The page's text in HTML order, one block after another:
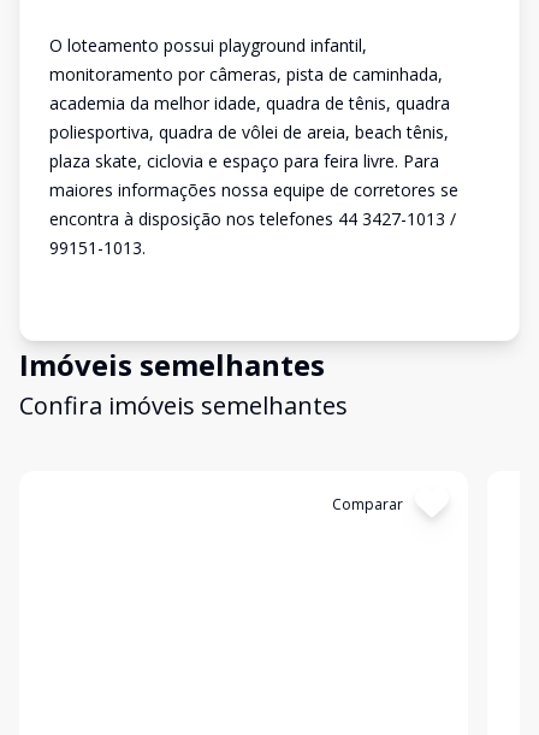
O loteamento possui playground infantil,
monitoramento por câmeras, pista de caminhada,
academia da melhor idade, quadra de tênis, quadra
poliesportiva, quadra de vôlei de areia, beach tênis,
plaza skate, ciclovia e espaço para feira livre. Para
maiores informações nossa equipe de corretores se
encontra à disposição nos telefones 44 3427-1013 /
99151-1013.
Imóveis semelhantes
Confira imóveis semelhantes
Comparar